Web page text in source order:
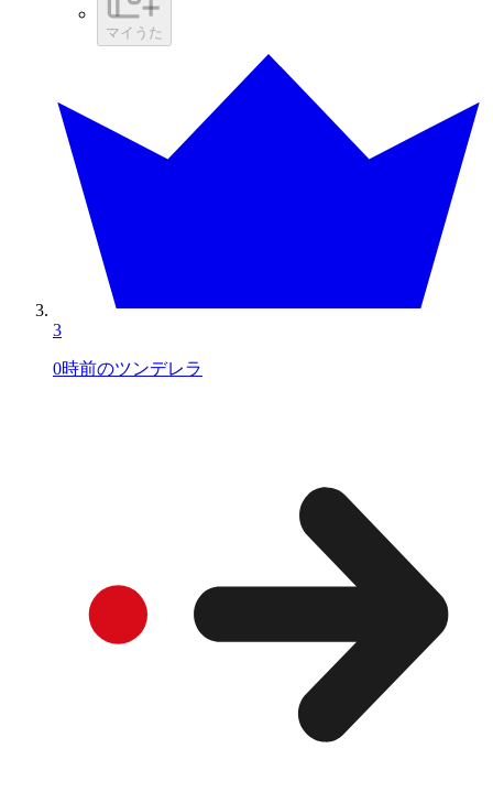
マイうた
3
0時前のツンデレラ